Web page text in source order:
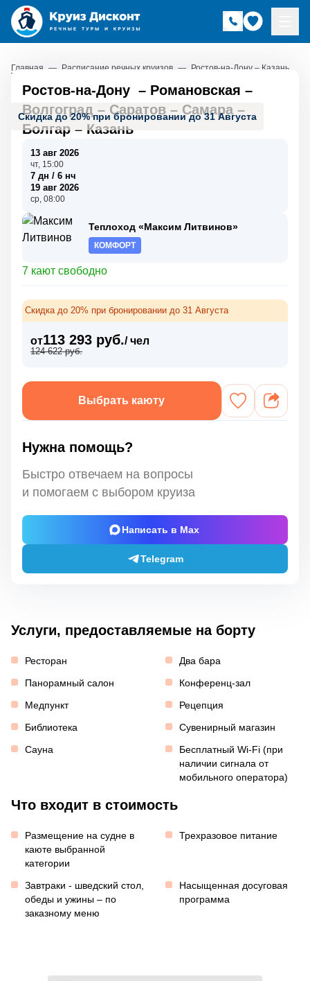
Главная — Расписание речных круизов — Ростов-на-Дону – Казань
Скидка до 20% при бронировании до 31 Августа
Ростов-на-Дону – Романовская –
Волгоград – Саратов – Самара –
Болгар – Казань
13 авг 2026
чт, 15:00
7 дн / 6 нч
19 авг 2026
ср, 08:00
Теплоход «Максим Литвинов»
КОМФОРТ
7 кают свободно
Скидка до 20% при бронировании до 31 Августа
от113 293 руб./ чел
124 622 руб.
Выбрать каюту
Нужна помощь?
Быстро отвечаем на вопросы
и помогаем с выбором круиза
Написать в Max
Telegram
Услуги, предоставляемые на борту
Ресторан
Два бара
Панорамный салон
Конференц-зал
Медпункт
Рецепция
Библиотека
Сувенирный магазин
Сауна
Бесплатный Wi-Fi (при
наличии сигнала от
мобильного оператора)
Что входит в стоимость
Размещение на судне в
каюте выбранной
категории
Трехразовое питание
Завтраки - шведский стол,
обеды и ужины – по
заказному меню
Насыщенная досуговая
программа